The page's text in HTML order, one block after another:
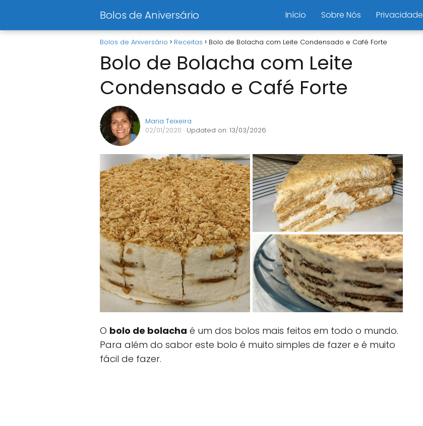
Bolos de Aniversário Início Sobre Nós Privacidade
Bolos de Aniversário Receitas Bolo de Bolacha com Leite Condensado e Café Forte
Bolo de Bolacha com Leite
Condensado e Café Forte
Maria Teixeira
02/01/2020 · Updated on: 13/03/2026
O bolo de bolacha é um dos bolos mais feitos em todo o mundo.
Para além do sabor este bolo é muito simples de fazer e é muito
fácil de fazer.